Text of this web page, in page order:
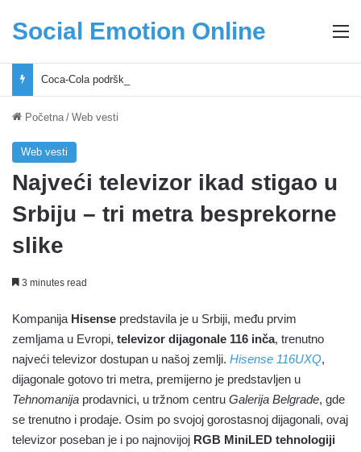
Social Emotion Online
Početna / Web vesti
Web vesti
Najveći televizor ikad stigao u
Srbiju – tri metra besprekorne
slike
3 minutes read
Kompanija Hisense predstavila je u Srbiji, među prvim
zemljama u Evropi, televizor dijagonale 116 inča, trenutno
najveći televizor dostupan u našoj zemlji. Hisense 116UXQ,
dijagonale gotovo tri metra, premijerno je predstavljen u
Tehnomanija prodavnici, u tržnom centru Galerija Belgrade, gde
se trenutno i prodaje. Osim po svojoj gorostasnoj dijagonali, ovaj
televizor poseban je i po najnovijoj RGB MiniLED tehnologiji